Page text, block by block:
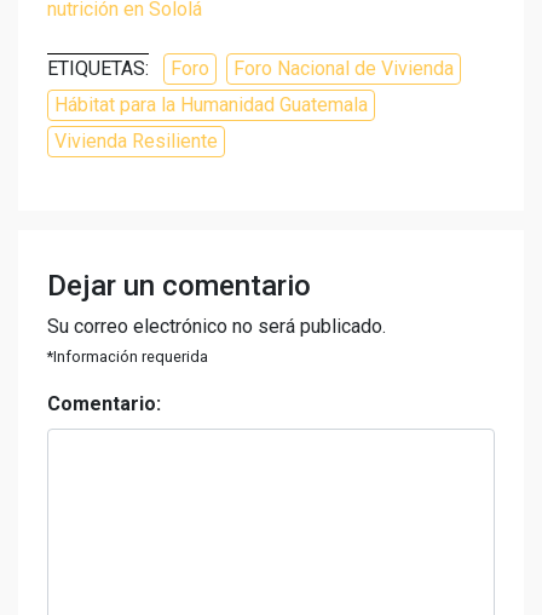
nutrición en Sololá
ETIQUETAS: Foro
Foro Nacional de Vivienda
Hábitat para la Humanidad Guatemala
Vivienda Resiliente
Dejar un comentario
Su correo electrónico no será publicado.
*Información requerida
Comentario: